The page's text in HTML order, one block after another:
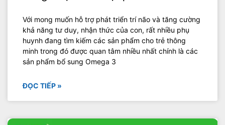
Với mong muốn hỗ trợ phát triển trí não và tăng cường
khả năng tư duy, nhận thức của con, rất nhiều phụ
huynh đang tìm kiếm các sản phẩm cho trẻ thông
minh trong đó được quan tâm nhiều nhất chính là các
sản phẩm bổ sung Omega 3
ĐỌC TIẾP »